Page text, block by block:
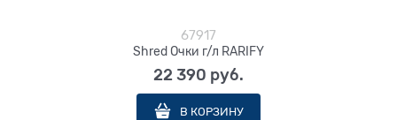
67917
Shred Очки г/л RARIFY
22 390 руб.
В КОРЗИНУ